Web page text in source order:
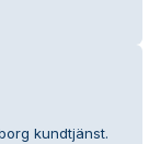
kundtjänst.